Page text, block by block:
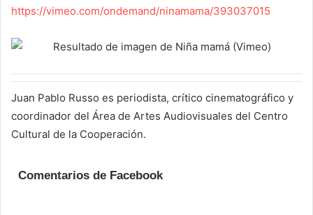
https://vimeo.com/ondemand/ninamama/393037015
Juan Pablo Russo es periodista, crítico cinematográfico y
coordinador del Área de Artes Audiovisuales del Centro
Cultural de la Cooperación.
Comentarios de Facebook